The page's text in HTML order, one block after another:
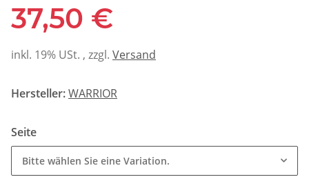
37,50 €
inkl. 19% USt. , zzgl. Versand
Hersteller:WARRIOR
Seite
Bitte wählen Sie eine Variation.